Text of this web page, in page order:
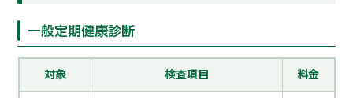
一般定期健康診断
対象 検査項目
料金